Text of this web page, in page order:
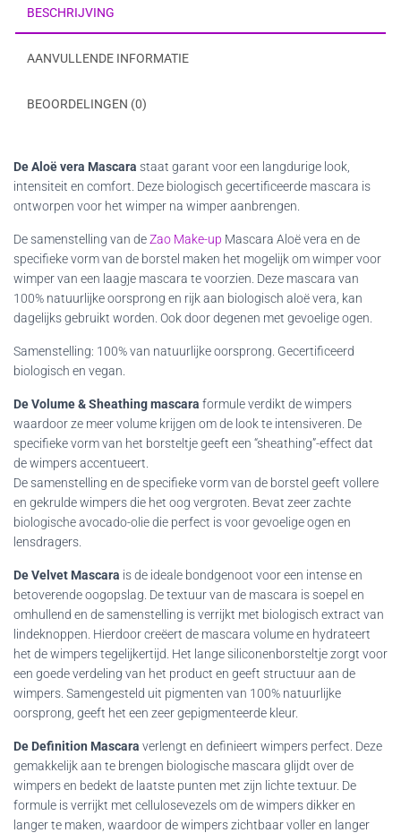
BESCHRIJVING
AANVULLENDE INFORMATIE
BEOORDELINGEN (0)
De Aloë vera Mascara staat garant voor een langdurige look,
intensiteit en comfort. Deze biologisch gecertificeerde mascara is
ontworpen voor het wimper na wimper aanbrengen.
De samenstelling van deZao Make-up Mascara Aloë vera en de
specifieke vorm van de borstel maken het mogelijk om wimper voor
wimper van een laagje mascara te voorzien. Deze mascara van
100% natuurlijke oorsprong en rijk aan biologisch aloë vera, kan
dagelijks gebruikt worden. Ook door degenen met gevoelige ogen.
Samenstelling: 100% van natuurlijke oorsprong. Gecertificeerd
biologisch en vegan.
De Volume & Sheathing mascara formule verdikt de wimpers
waardoor ze meer volume krijgen om de look te intensiveren. De
specifieke vorm van het borsteltje geeft een “sheathing”-effect dat
de wimpers accentueert.
De samenstelling en de specifieke vorm van de borstel geeft vollere
en gekrulde wimpers die het oog vergroten. Bevat zeer zachte
biologische avocado-olie die perfect is voor gevoelige ogen en
lensdragers.
De Velvet Mascara is de ideale bondgenoot voor een intense en
betoverende oogopslag. De textuur van de mascara is soepel en
omhullend en de samenstelling is verrijkt met biologisch extract van
lindeknoppen. Hierdoor creëert de mascara volume en hydrateert
het de wimpers tegelijkertijd. Het lange siliconenborsteltje zorgt voor
een goede verdeling van het product en geeft structuur aan de
wimpers. Samengesteld uit pigmenten van 100% natuurlijke
oorsprong, geeft het een zeer gepigmenteerde kleur.
De Definition Mascara verlengt en definieert wimpers perfect. Deze
gemakkelijk aan te brengen biologische mascara glijdt over de
wimpers en bedekt de laatste punten met zijn lichte textuur. De
formule is verrijkt met cellulosevezels om de wimpers dikker en
langer te maken, waardoor de wimpers zichtbaar voller en langer